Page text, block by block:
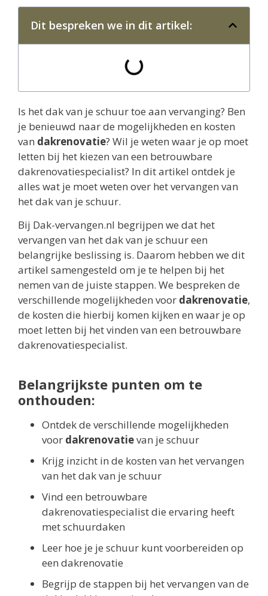
Dit bespreken we in dit artikel:
Is het dak van je schuur toe aan vervanging? Ben
je benieuwd naar de mogelijkheden en kosten
van dakrenovatie? Wil je weten waar je op moet
letten bij het kiezen van een betrouwbare
dakrenovatiespecialist? In dit artikel ontdek je
alles wat je moet weten over het vervangen van
het dak van je schuur.
Bij Dak-vervangen.nl begrijpen we dat het
vervangen van het dak van je schuur een
belangrijke beslissing is. Daarom hebben we dit
artikel samengesteld om je te helpen bij het
nemen van de juiste stappen. We bespreken de
verschillende mogelijkheden voor dakrenovatie,
de kosten die hierbij komen kijken en waar je op
moet letten bij het vinden van een betrouwbare
dakrenovatiespecialist.
Belangrijkste punten om te
onthouden:
Ontdek de verschillende mogelijkheden
voor dakrenovatievan je schuur
Krijg inzicht in de kosten van het vervangen
van het dak van je schuur
Vind een betrouwbare
dakrenovatiespecialist die ervaring heeft
met schuurdaken
Leer hoe je je schuur kunt voorbereiden op
een dakrenovatie
Begrijp de stappen bij het vervangen van de